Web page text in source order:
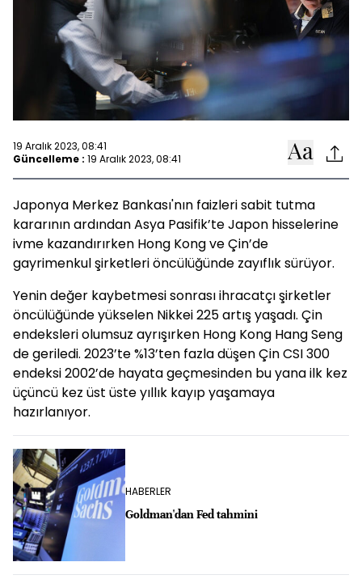
19 Aralık 2023, 08:41
Güncelleme : 19 Aralık 2023, 08:41
Japonya Merkez Bankası'nın faizleri sabit tutma
kararının ardından Asya Pasifik’te Japon hisselerine
ivme kazandırırken Hong Kong ve Çin’de
gayrimenkul şirketleri öncülüğünde zayıflık sürüyor.
Yenin değer kaybetmesi sonrası ihracatçı şirketler
öncülüğünde yükselen Nikkei 225 artış yaşadı. Çin
endeksleri olumsuz ayrışırken Hong Kong Hang Seng
de geriledi. 2023’te %13’ten fazla düşen Çin CSI 300
endeksi 2002’de hayata geçmesinden bu yana ilk kez
üçüncü kez üst üste yıllık kayıp yaşamaya
hazırlanıyor.
HABERLER
Goldman'dan Fed tahmini